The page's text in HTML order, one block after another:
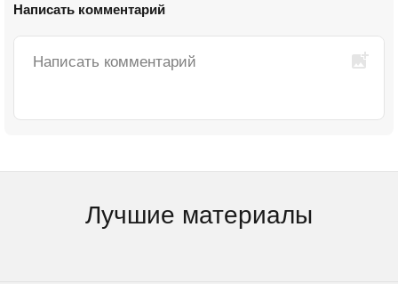
Написать комментарий
Лучшие материалы